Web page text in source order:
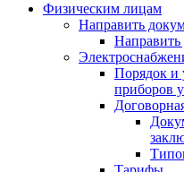
Физическим лицам
Направить
Направить
Порядок и
приборов